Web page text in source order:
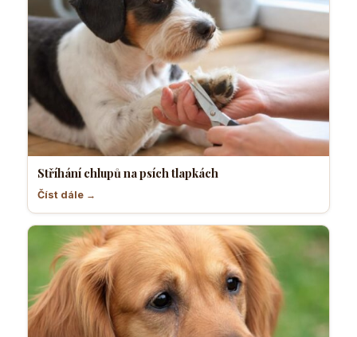
Stříhání chlupů na psích tlapkách
Číst dále →